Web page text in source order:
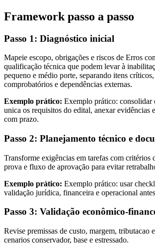
Framework passo a passo
Passo 1: Diagnóstico inicial
Mapeie escopo, obrigações e riscos de Erros
qualificação técnica que podem levar à
pequeno e médio porte, separando itens
comprobatórios e dependências externas.
Exemplo prático: Exemplo prático: consolidar
unica os requisitos do edital, anexar evidências
com prazo.
Passo 2: Planejamento técnico e
Transforme exigências em tarefas com critérios
prova e fluxo de aprovação para evitar
Exemplo prático: Exemplo prático: usar
validação jurídica, financeira e operacional
Passo 3: Validação econômico-
Revise premissas de custo, margem, tributacao
cenarios conservador, base e estressado.